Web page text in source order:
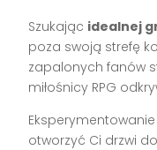
Szukając idealnej
poza swoją strefę
zapalonych fanów
miłośnicy RPG
otworzyć Ci drzwi